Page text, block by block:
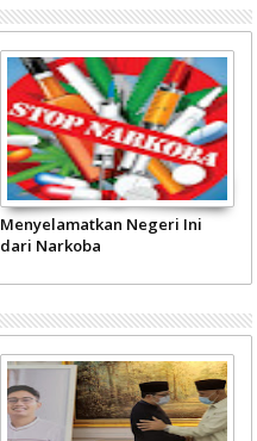
Menyelamatkan Negeri Ini
dari Narkoba